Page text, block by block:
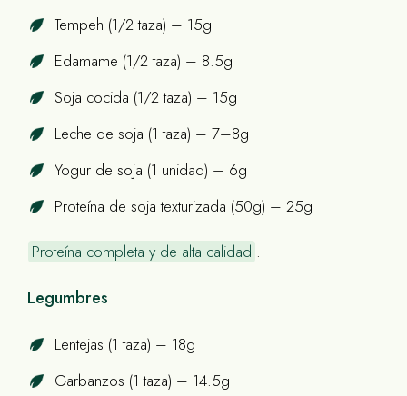
Tempeh (1/2 taza) – 15g
Edamame (1/2 taza) – 8.5g
Soja cocida (1/2 taza) – 15g
Leche de soja (1 taza) – 7–8g
Yogur de soja (1 unidad) – 6g
Proteína de soja texturizada (50g) – 25g
Proteína completa y de alta calidad .
Legumbres
Lentejas (1 taza) – 18g
Garbanzos (1 taza) – 14.5g